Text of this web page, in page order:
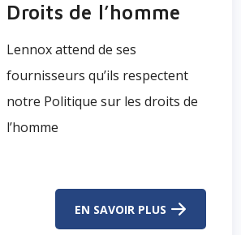
Droits de l’homme
Lennox attend de ses
fournisseurs qu’ils respectent
notre Politique sur les droits de
l’homme
EN SAVOIR PLUS